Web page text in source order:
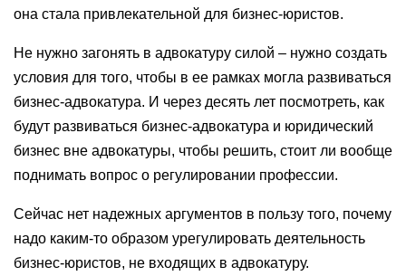
она стала привлекательной для бизнес-юристов.
Не нужно загонять в адвокатуру силой – нужно создать
условия для того, чтобы в ее рамках могла развиваться
бизнес-адвокатура. И через десять лет посмотреть, как
будут развиваться бизнес-адвокатура и юридический
бизнес вне адвокатуры, чтобы решить, стоит ли вообще
поднимать вопрос о регулировании профессии.
Сейчас нет надежных аргументов в пользу того, почему
надо каким-то образом урегулировать деятельность
бизнес-юристов, не входящих в адвокатуру.